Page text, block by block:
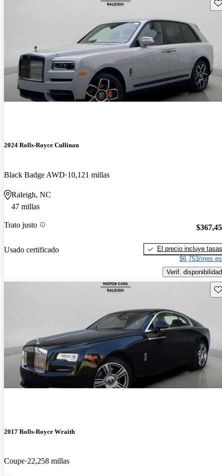
2024 Rolls-Royce Cullinan
Black Badge AWD 10,121 millas
Raleigh, NC
47 millas
Trato justo
Usado certificado
El precio incluye tasas
$6,753/mes
Verif. disponibilidad
2017 Rolls-Royce Wraith
Coupe 22,258 millas